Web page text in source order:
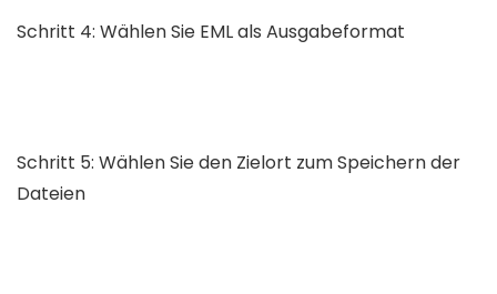
Schritt 4: Wählen Sie EML als Ausgabeformat
Schritt 5: Wählen Sie den Zielort zum Speichern der
Dateien